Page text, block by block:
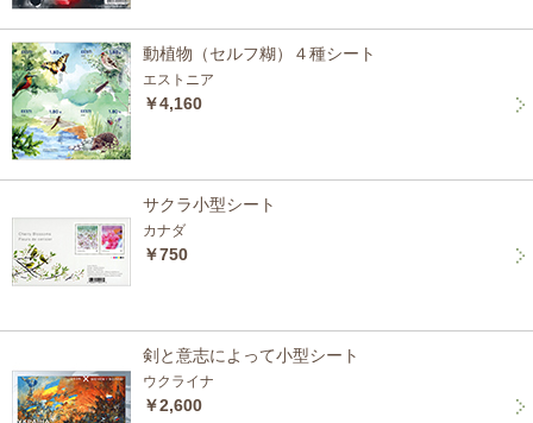
動植物（セルフ糊）４種シート
エストニア
￥4,160
サクラ小型シート
カナダ
￥750
剣と意志によって小型シート
ウクライナ
￥2,600